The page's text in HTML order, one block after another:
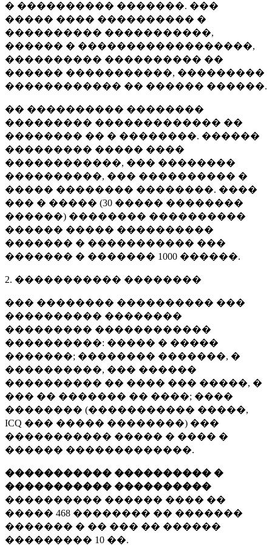
� ���������� �������. ���
����� ���� ���������� �
���������� �����������,
������ � ������������������,
���������� ���������� ��
������ �����������, ���������
������������ �� ������ ������.
�� ���������� ��������
��������� ������������� ��
�������� �� � ��������. ������
��������� ����� ����
������������, ��� ��������
����������, ��� ���������� �
����� �������� ��������. ����
��� � ����� (30 ����� ��������
������) �������� ����������
������ ����� ����������
������� � ����������� ���
������� � ������� 1000 ������.
2. ����������� ��������
��� �������� ���������� ���
���������� ��������
��������� ������������
����������: ����� � �����
�������; �������� �������, �
����������, ��� ������
���������� �� ���� ��� �����, �
��� �� ������� �� ����; ����
�������� (����������� �����,
ICQ ��� ����� ��������) ���
����������� ����� � ���� �
������ �������������.
����������� ���������� �
����������� ����������
���������� ������ ���� ��
����� 468 �������� �� �������
������� � �� ��� �� ������
��������� 10 ��.